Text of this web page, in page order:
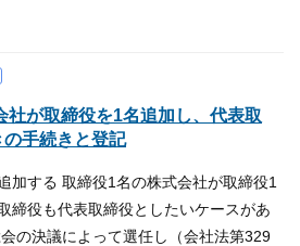
社が取締役を1名追加し、代表取
手続きと登記
加する 取締役1名の株式会社が取締役1
締役も代表取締役としたいケースがあ
の決議によって選任し（会社法第329